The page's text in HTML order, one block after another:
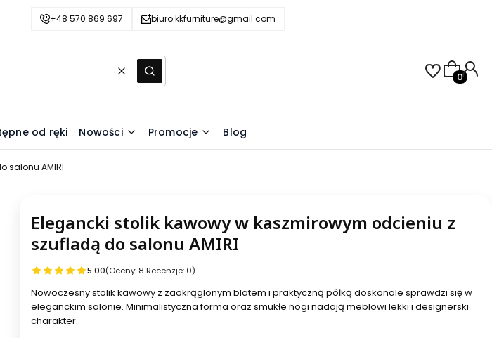
+48 570 869 697 biuro.kkfurniture@gmail.com
WyczyśćSzukaj
Produkty
od ręki Nowości Promocje Blog
salonu AMIRI
Elegancki stolik kawowy w kaszmirowym odcieniu z
szufladą do salonu AMIRI
5.00(Oceny: 8 Recenzje: 0)
Nowoczesny stolik kawowy z zaokrąglonym blatem i praktyczną półką doskonale sprawdzi się w
eleganckim salonie. Minimalistyczna forma oraz smukłe nogi nadają meblowi lekki i designerski
charakter.